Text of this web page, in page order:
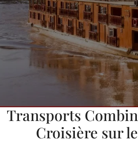
5 avril, 2025 SOKSANN
1 category
Se Déplacer
Transports
Croisière sur